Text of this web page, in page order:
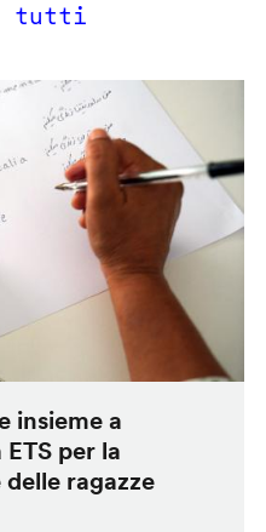
tutti
insieme a
per la
ragazze